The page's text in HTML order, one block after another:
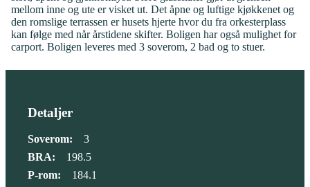
mellom inne og ute er visket ut. Det åpne og luftige kjøkkenet og
den romslige terrassen er husets hjerte hvor du fra orkesterplass
kan følge med når årstidene skifter. Boligen har også mulighet for
carport. Boligen leveres med 3 soverom, 2 bad og to stuer.
Detaljer
Soverom:
3
BRA:
198.5
P-rom:
184.1